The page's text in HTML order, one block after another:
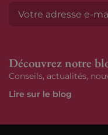
Découvrez notre
Conseils, actualités,
Lire sur le blog